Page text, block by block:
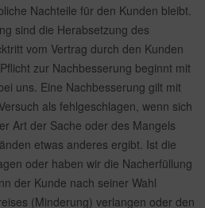
Nachteile für den Kunden bleibt.
sind die Herabsetzung des
vom Vertrag durch den Kunden
zur Nachbesserung beginnt mit
uns. Eine Nachbesserung gilt mit
als fehlgeschlagen, wenn sich
Art der Sache oder des Mangels
etwas anderes ergibt. Ist die
oder haben wir die Nacherfüllung
der Kunde nach seiner Wahl
(Minderung) verlangen oder den